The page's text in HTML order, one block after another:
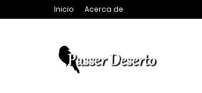
Inicio Acerca de